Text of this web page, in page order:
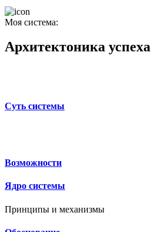
Моя система:
Архитектоника успеха
Суть системы
Возможности
Ядро системы
Принципы и механизмы